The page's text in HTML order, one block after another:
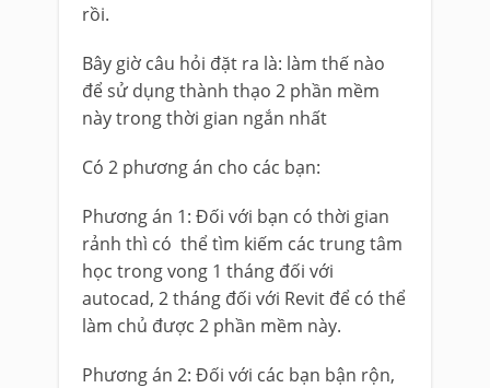
rồi.
Bây giờ câu hỏi đặt ra là: làm thế nào
để sử dụng thành thạo 2 phần mềm
này trong thời gian ngắn nhất
Có 2 phương án cho các bạn:
Phương án 1: Đối với bạn có thời gian
rảnh thì có thể tìm kiếm các trung tâm
học trong vong 1 tháng đối với
autocad, 2 tháng đối với Revit để có thể
làm chủ được 2 phần mềm này.
Phương án 2: Đối với các bạn bận rộn,